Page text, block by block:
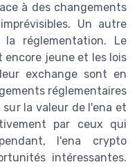
à des changements
Un autre
réglementation. Le
encore jeune et les lois
exchange sont en
réglementaires
la valeur de l'ena et
par ceux qui
l'ena crypto
intéressantes.